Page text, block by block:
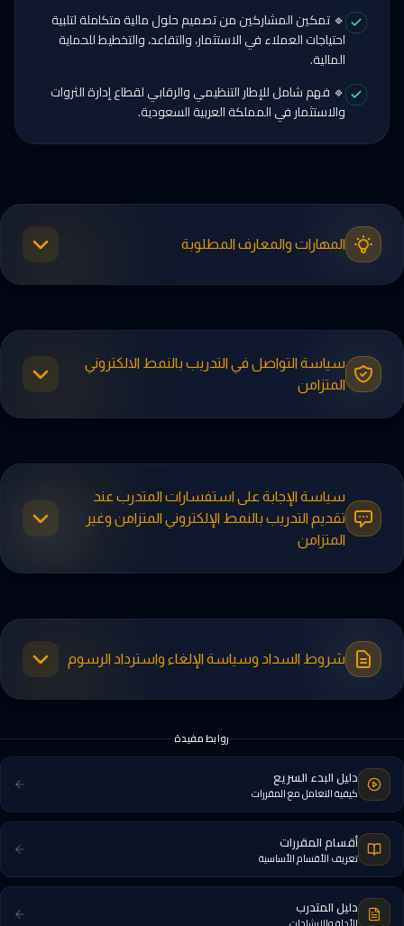
🔹 تمكين المشاركين من تصميم حلول مالية متكاملة لتلبية
احتياجات العملاء في الاستثمار، والتقاعد، والتخطيط للحماية
المالية.
🔹 فهم شامل للإطار التنظيمي والرقابي لقطاع إدارة الثروات
والاستثمار في المملكة العربية السعودية.
المهارات والمعارف المطلوبة
سياسة التواصل في التدريب بالنمط الالكتروني
المتزامن
سياسة الإجابة على استفسارات المتدرب عند
تقديم التدريب بالنمط الإلكتروني المتزامن وغير
المتزامن
شروط السداد وسياسة الإلغاء واسترداد الرسوم
روابط مفيدة
دليل البدء السريع
كيفية التعامل مع المقررات
أقسام المقررات
تعريف الأقسام الأساسية
دليل المتدرب